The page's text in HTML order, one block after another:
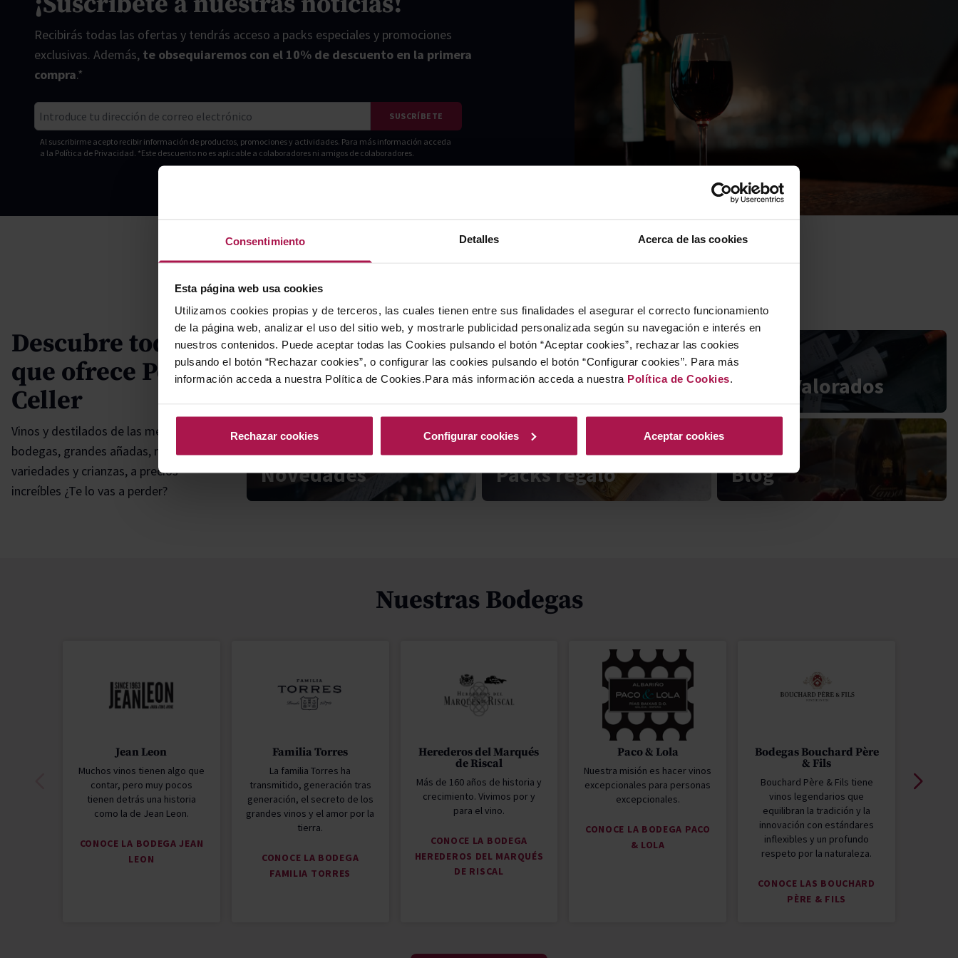
Consentimiento Detalles Acerca de las cookies
Esta página web usa cookies
Utilizamos cookies propias y de terceros, las cuales tienen entre sus finalidades el asegurar el correcto funcionamiento
de la página web, analizar el uso del sitio web, y mostrarle publicidad personalizada según su navegación e interés en
nuestros contenidos. Puede aceptar todas las Cookies pulsando el botón “Aceptar cookies”, rechazar las cookies
pulsando el botón “Rechazar cookies”, o configurar las cookies pulsando el botón “Configurar cookies”. Para más
información acceda a nuestra Política de Cookies.Para más información acceda a nuestra Política de Cookies.
Rechazar cookies Configurar cookies Aceptar cookies
Recibirás todas las ofertas y tendrás acceso a packs especiales y promociones
exclusivas. Además, te obsequiaremos con el 10% de descuento en la primera
compra.*
SUSCRÍBETE
Al suscribirme acepto recibir información de productos, promociones y actividades. Para más información acceda
a la Política de Privacidad. *Este descuento no es aplicable a colaboradores ni amigos de colaboradores.
Descubre todo lo
que ofrece Petit
Celler
Vinos y destilados de las mejores
bodegas, grandes añadas, multitud de
variedades y crianzas, a precios
increíbles ¿Te lo vas a perder?
Novedades Packs regalo
Mejor Valorados
Blog
Nuestras Bodegas
Jean Leon
Muchos vinos tienen algo que
contar, pero muy pocos
tienen detrás una historia
como la de Jean Leon.
CONOCE LA BODEGA JEAN
LEON
Familia Torres
La familia Torres ha
transmitido, generación tras
generación, el secreto de los
grandes vinos y el amor por la
tierra.
CONOCE LA BODEGA
FAMILIA TORRES
Herederos del Marqués
de Riscal
Más de 160 años de historia y
crecimiento. Vivimos por y
para el vino.
CONOCE LA BODEGA
HEREDEROS DEL MARQUÉS
DE RISCAL
Paco & Lola
Nuestra misión es hacer vinos
excepcionales para personas
excepcionales.
CONOCE LA BODEGA PACO
& LOLA
Bodegas Bouchard Père
& Fils
Bouchard Père & Fils tiene
vinos legendarios que
equilibran la tradición y la
innovación con estándares
inflexibles y un profundo
respeto por la naturaleza.
CONOCE LAS BOUCHARD
PÈRE & FILS